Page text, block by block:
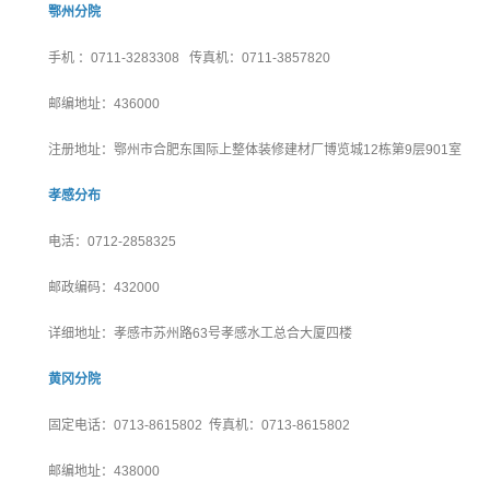
鄂州分院
手机 ：0711-3283308 传真机：0711-3857820
邮编地址：436000
注册地址：鄂州市合肥东国际上整体装修建材厂博览城12栋第9层901室
孝感分布
电活：0712-2858325
邮政编码：432000
详细地址：孝感市苏州路63号孝感水工总合大厦四楼
黄冈分院
固定电话：0713-8615802 传真机：0713-8615802
邮编地址：438000